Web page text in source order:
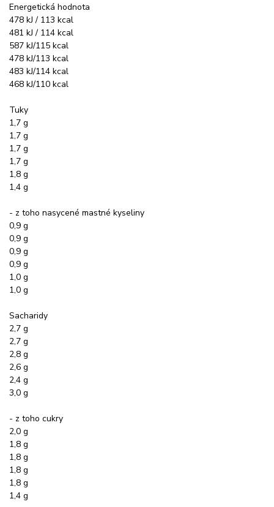
Energetická hodnota
478 kJ / 113 kcal
481 kJ / 114 kcal
587 kJ/115 kcal
478 kJ/113 kcal
483 kJ/114 kcal
468 kJ/110 kcal
Tuky
1,7 g
1,7 g
1,7 g
1,7 g
1,8 g
1,4 g
- z toho nasycené mastné kyseliny
0,9 g
0,9 g
0,9 g
0,9 g
1,0 g
1,0 g
Sacharidy
2,7 g
2,7 g
2,8 g
2,6 g
2,4 g
3,0 g
- z toho cukry
2,0 g
1,8 g
1,8 g
1,8 g
1,8 g
1,4 g